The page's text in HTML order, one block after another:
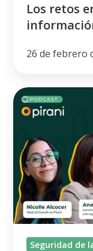
Los retos
26 de febrero
Estrategia
para
gestión
de
riesgos
en
TI
Seguridad de